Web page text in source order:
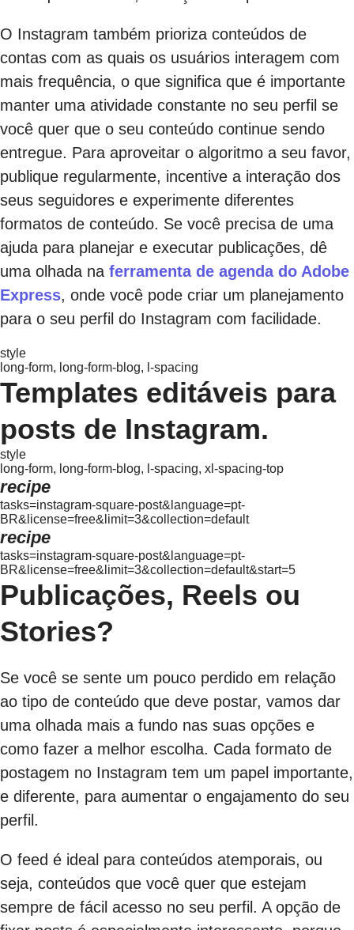
O Instagram também prioriza conteúdos de
contas com as quais os usuários interagem com
mais frequência, o que significa que é importante
manter uma atividade constante no seu perfil se
você quer que o seu conteúdo continue sendo
entregue. Para aproveitar o algoritmo a seu favor,
publique regularmente, incentive a interação dos
seus seguidores e experimente diferentes
formatos de conteúdo. Se você precisa de uma
ajuda para planejar e executar publicações, dê
uma olhada na ferramenta de agenda do Adobe
Express, onde você pode criar um planejamento
para o seu perfil do Instagram com facilidade.
style
long-form, long-form-blog, l-spacing
Templates editáveis para
posts de Instagram.
style
long-form, long-form-blog, l-spacing, xl-spacing-top
recipe
tasks=instagram-square-post&language=pt-
BR&license=free&limit=3&collection=default
recipe
tasks=instagram-square-post&language=pt-
BR&license=free&limit=3&collection=default&start=5
Publicações, Reels ou
Stories?
Se você se sente um pouco perdido em relação
ao tipo de conteúdo que deve postar, vamos dar
uma olhada mais a fundo nas suas opções e
como fazer a melhor escolha. Cada formato de
postagem no Instagram tem um papel importante,
e diferente, para aumentar o engajamento do seu
perfil.
O feed é ideal para conteúdos atemporais, ou
seja, conteúdos que você quer que estejam
sempre de fácil acesso no seu perfil. A opção de